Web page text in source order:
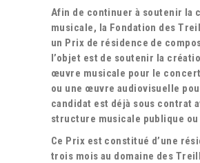
Afin de continuer à soutenir la
musicale, la Fondation des
un Prix de résidence de
l’objet est de soutenir la
œuvre musicale pour le
ou une œuvre audiovisuelle
candidat est déjà sous contrat
structure musicale publique
Ce Prix est constitué d’une
trois mois au domaine des